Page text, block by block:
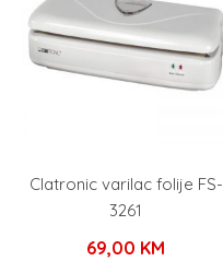
Clatronic varilac folije FS-
3261
69,00 KM